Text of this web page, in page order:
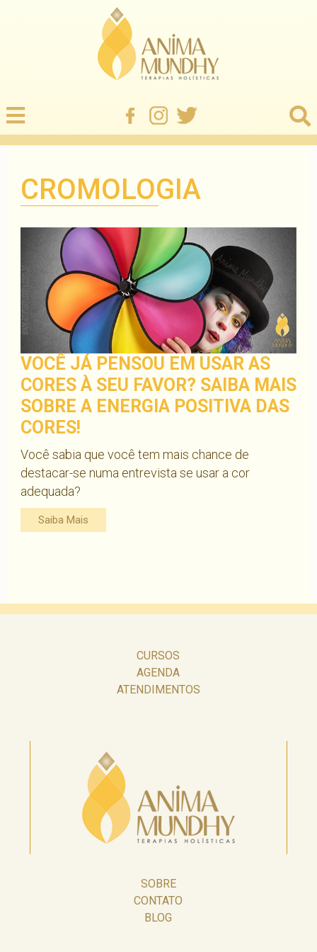
CROMOLOGIA
VOCÊ JÁ PENSOU EM USAR AS
CORES À SEU FAVOR? SAIBA MAIS
SOBRE A ENERGIA POSITIVA DAS
CORES!
Você sabia que você tem mais chance de
destacar-se numa entrevista se usar a cor
adequada?
Saiba Mais
CURSOS
AGENDA
ATENDIMENTOS
SOBRE
CONTATO
BLOG